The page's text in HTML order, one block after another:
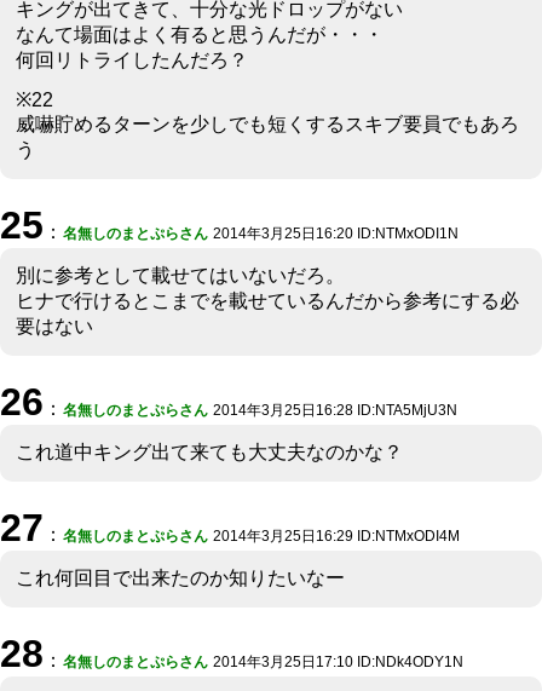
キングが出てきて、十分な光ドロップがない
なんて場面はよく有ると思うんだが・・・
何回リトライしたんだろ？
※22
威嚇貯めるターンを少しでも短くするスキブ要員でもあろ
う
25 ： 名無しのまとぷらさん 2014年3月25日16:20 ID:NTMxODI1N
別に参考として載せてはいないだろ。
ヒナで行けるとこまでを載せているんだから参考にする必
要はない
26 ： 名無しのまとぷらさん 2014年3月25日16:28 ID:NTA5MjU3N
これ道中キング出て来ても大丈夫なのかな？
27 ： 名無しのまとぷらさん 2014年3月25日16:29 ID:NTMxODI4M
これ何回目で出来たのか知りたいなー
28 ： 名無しのまとぷらさん 2014年3月25日17:10 ID:NDk4ODY1N